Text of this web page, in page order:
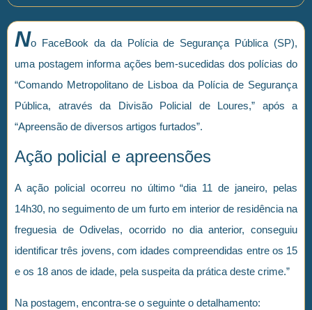
No FaceBook da da Polícia de Segurança Pública (SP),
uma postagem informa ações bem-sucedidas dos polícias do
“Comando Metropolitano de Lisboa da Polícia de Segurança
Pública, através da Divisão Policial de Loures,” após a
“Apreensão de diversos artigos furtados”.
Ação policial e apreensões
A ação policial ocorreu no último “dia 11 de janeiro, pelas
14h30, no seguimento de um furto em interior de residência na
freguesia de Odivelas, ocorrido no dia anterior, conseguiu
identificar três jovens, com idades compreendidas entre os 15
e os 18 anos de idade, pela suspeita da prática deste crime.”
Na postagem, encontra-se o seguinte o detalhamento: